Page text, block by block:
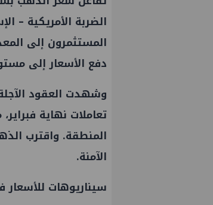
المستثمرون إلى
دفع الأسعار إلى
تعاملات نهاية
الآمنة.
سيناريوهات